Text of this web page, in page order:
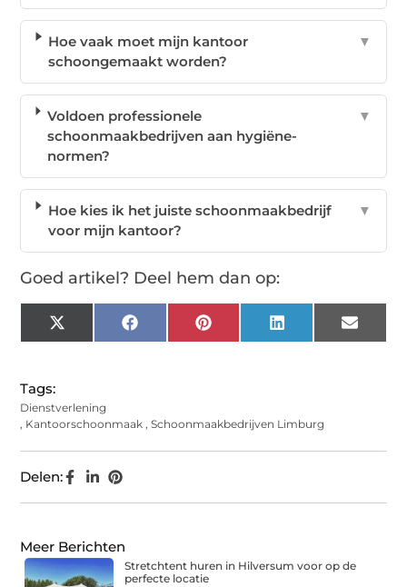
Hoe vaak moet mijn kantoor
schoongemaakt worden?
▼
Voldoen professionele
schoonmaakbedrijven aan hygiëne-
normen?
▼
Hoe kies ik het juiste schoonmaakbedrijf
voor mijn kantoor?
▼
Goed artikel? Deel hem dan op:
X
(Twitter)
Facebook Pinterest LinkedIn Email
Tags:
Dienstverlening
, Kantoorschoonmaak ,Schoonmaakbedrijven Limburg
Delen:
Meer Berichten
Stretchtent huren in Hilversum voor op de
perfecte locatie